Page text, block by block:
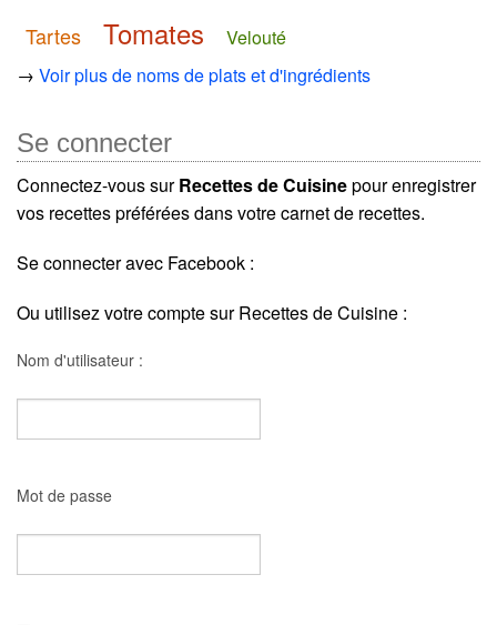
Tartes Tomates
Velouté
→ Voir plus de noms de plats et d'ingrédients
Se connecter
Connectez-vous surRecettes de Cuisinepour enregistrer
vos recettes préférées dans votre carnet de recettes.
Se connecter avec Facebook :
Ou utilisez votre compte sur Recettes de Cuisine :
Nom d'utilisateur :
Mot de passe